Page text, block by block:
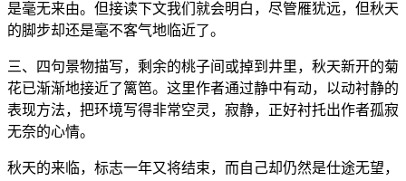
是毫无来由。但接读下文我们就会明白，尽管雁犹远，但秋天
的脚步却还是毫不客气地临近了。
三、四句景物描写，剩余的桃子间或掉到井里，秋天新开的菊
花已渐渐地接近了篱笆。这里作者通过静中有动，以动衬静的
表现方法，把环境写得非常空灵，寂静，正好衬托出作者孤寂
无奈的心情。
秋天的来临，标志一年又将结束，而自己却仍然是仕途无望，